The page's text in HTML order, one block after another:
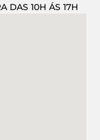
DAS 10H ÁS 17H